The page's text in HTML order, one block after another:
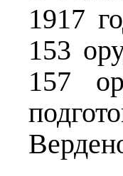
1917
153
157